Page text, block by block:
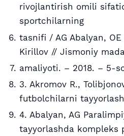
rivojlantirish omili
sportchilarning
tasnifi / AG Abalyan, OE
Kirillov // Jismoniy
amaliyoti. – 2018. – 5-
3. Akromov R.,
futbolchilarni
4. Abalyan, AG
tayyorlashda kompleks